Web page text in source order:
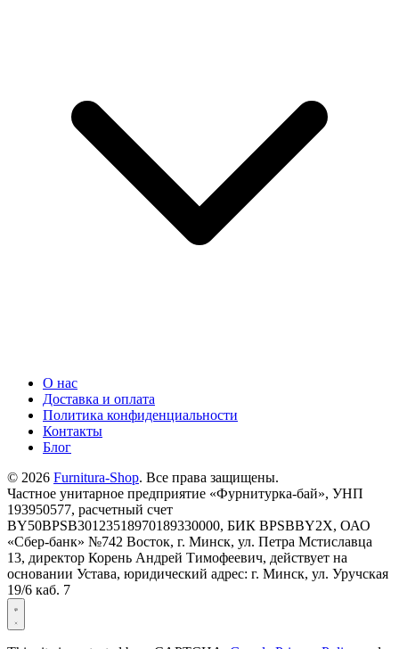
О нас
Доставка и оплата
Политика конфиденциальности
Контакты
Блог
© 2026 Furnitura-Shop. Все права защищены.
Частное унитарное предприятие «Фурнитурка-бай», УНП
193950577, расчетный счет
BY50BPSB30123518970189330000, БИК BPSBBY2X, ОАО
«Сбер-банк» №742 Восток, г. Минск, ул. Петра Мстиславца
13, директор Корень Андрей Тимофеевич, действует на
основании Устава, юридический адрес: г. Минск, ул. Уручская
19/6 каб. 7